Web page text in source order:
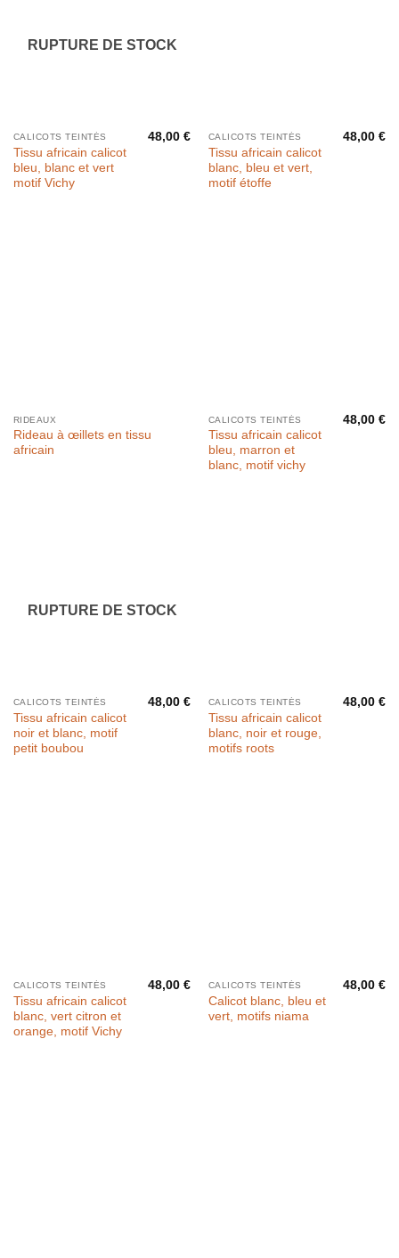
RUPTURE DE STOCK
CALICOTS TEINTÉS
Tissu africain calicot
bleu, blanc et vert
motif Vichy
48,00€ CALICOTS TEINTÉS
Tissu africain calicot
blanc, bleu et vert,
motif étoffe
48,00€
RIDEAUX
Rideau à œillets en tissu
africain
CALICOTS TEINTÉS
Tissu africain calicot
bleu, marron et
blanc, motif vichy
48,00€
RUPTURE DE STOCK
CALICOTS TEINTÉS
Tissu africain calicot
noir et blanc, motif
petit boubou
48,00€ CALICOTS TEINTÉS
Tissu africain calicot
blanc, noir et rouge,
motifs roots
48,00€
CALICOTS TEINTÉS
Tissu africain calicot
blanc, vert citron et
orange, motif Vichy
48,00€ CALICOTS TEINTÉS
Calicot blanc, bleu et
vert, motifs niama
48,00€